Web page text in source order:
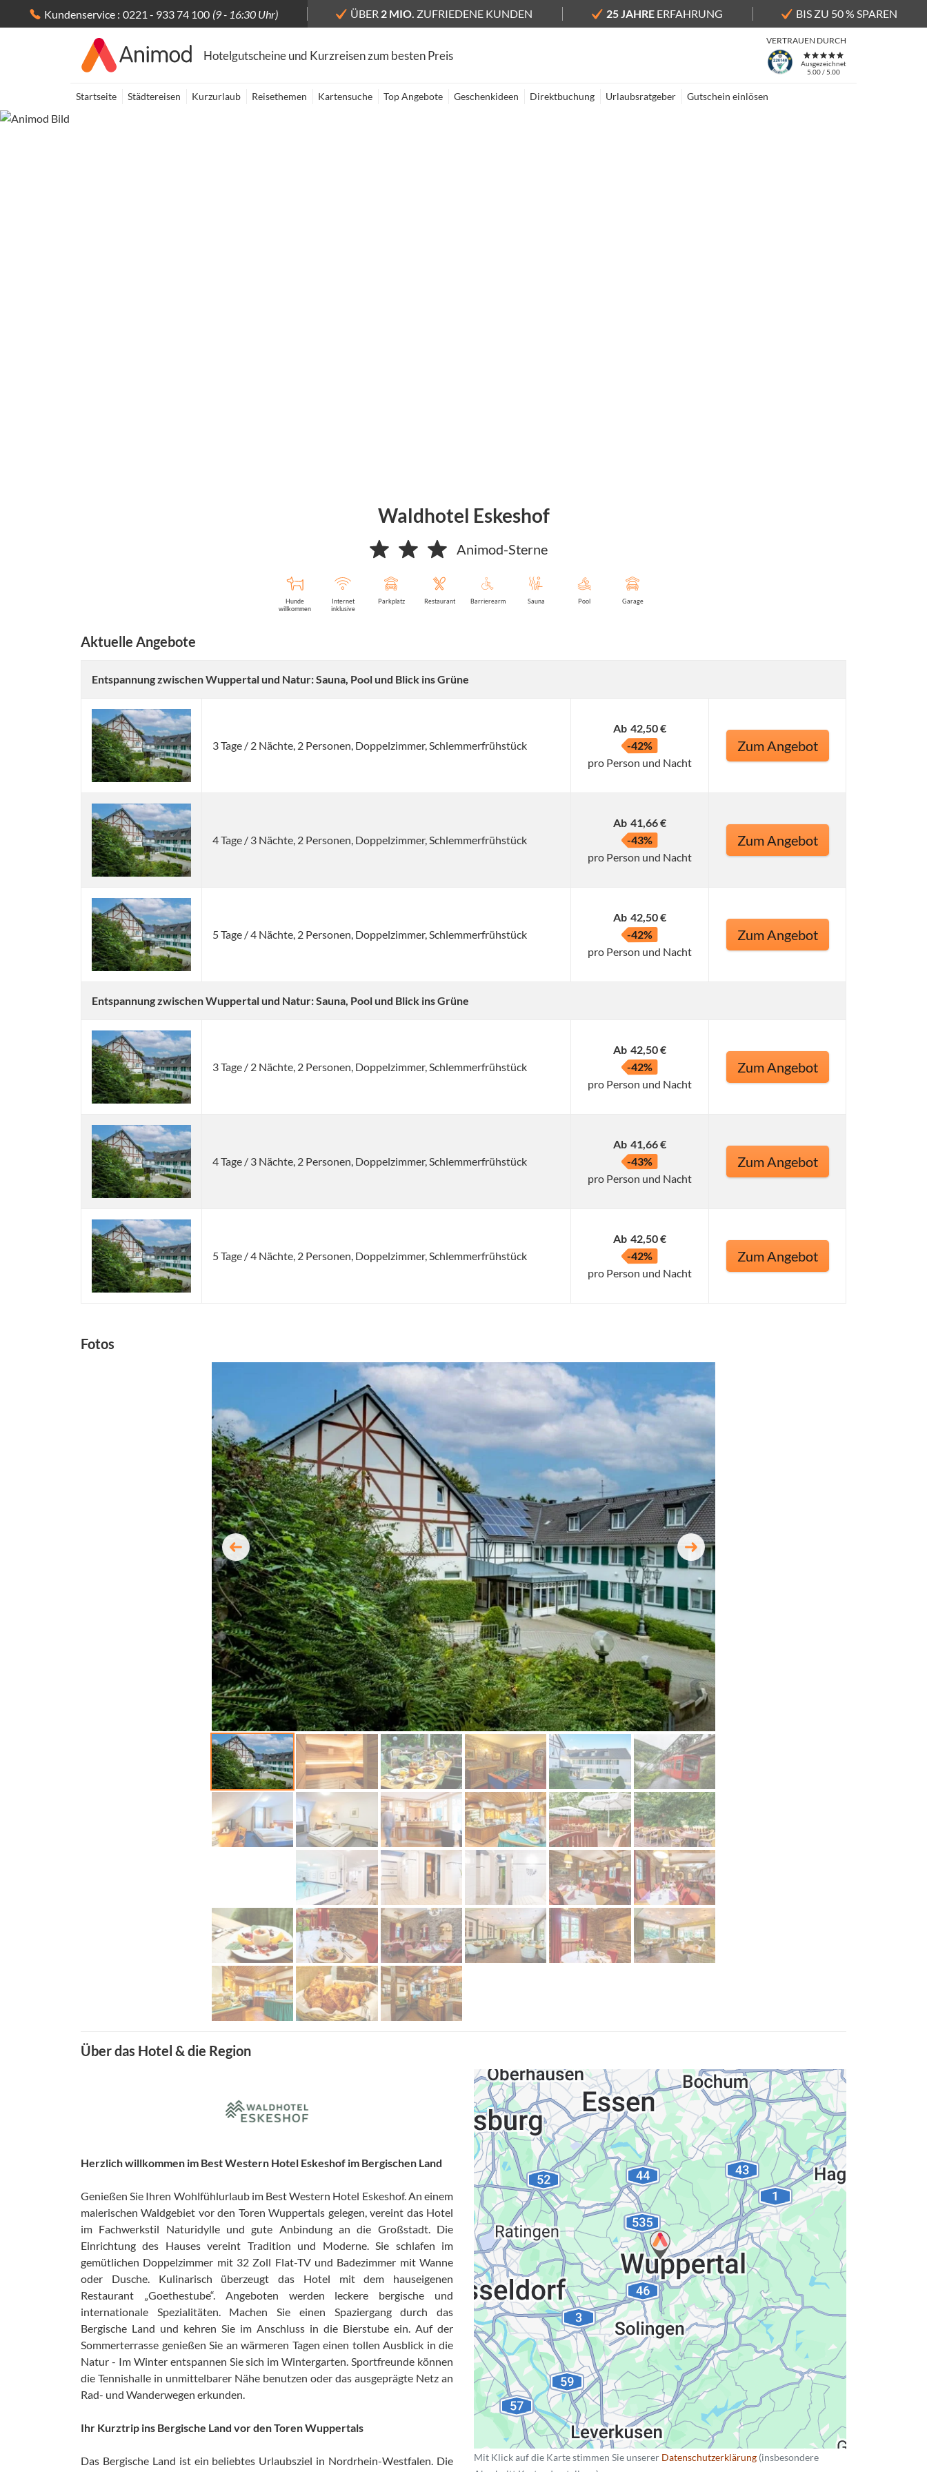
Kundenservice : 0221 - 933 74 100 (9 - 16:30 Uhr) ÜBER 2 MIO. ZUFRIEDENE KUNDEN 25 JAHREERFAHRUNG BIS ZU 50 % SPAREN
Hotelgutscheine und Kurzreisen zum besten Preis
VERTRAUEN DURCH
Ausgezeichnet
5.00 / 5.00
Startseite Städtereisen Kurzurlaub Reisethemen Kartensuche Top Angebote Geschenkideen Direktbuchung Urlaubsratgeber Gutschein einlösen
Waldhotel Eskeshof
Animod-Sterne
Hunde
willkommen
Internet
inklusive
Parkplatz Restaurant Barrierearm Sauna Pool Garage
Aktuelle Angebote
Entspannung zwischen Wuppertal und Natur: Sauna, Pool und Blick ins Grüne
3 Tage / 2 Nächte, 2 Personen, Doppelzimmer, Schlemmerfrühstück
Ab 42,50 €
-42%
pro Person und Nacht
Zum Angebot
4 Tage / 3 Nächte, 2 Personen, Doppelzimmer, Schlemmerfrühstück
Ab 41,66 €
-43%
pro Person und Nacht
Zum Angebot
5 Tage / 4 Nächte, 2 Personen, Doppelzimmer, Schlemmerfrühstück
Ab 42,50 €
-42%
pro Person und Nacht
Zum Angebot
Entspannung zwischen Wuppertal und Natur: Sauna, Pool und Blick ins Grüne
3 Tage / 2 Nächte, 2 Personen, Doppelzimmer, Schlemmerfrühstück
Ab 42,50 €
-42%
pro Person und Nacht
Zum Angebot
4 Tage / 3 Nächte, 2 Personen, Doppelzimmer, Schlemmerfrühstück
Ab 41,66 €
-43%
pro Person und Nacht
Zum Angebot
5 Tage / 4 Nächte, 2 Personen, Doppelzimmer, Schlemmerfrühstück
Ab 42,50 €
-42%
pro Person und Nacht
Zum Angebot
Fotos
Über das Hotel & die Region
Herzlich willkommen im Best Western Hotel Eskeshof im Bergischen Land
Genießen Sie Ihren Wohlfühlurlaub im Best Western Hotel Eskeshof. An einem
malerischen Waldgebiet vor den Toren Wuppertals gelegen, vereint das Hotel
im Fachwerkstil Naturidylle und gute Anbindung an die Großstadt. Die
Einrichtung des Hauses vereint Tradition und Moderne. Sie schlafen im
gemütlichen Doppelzimmer mit 32 Zoll Flat-TV und Badezimmer mit Wanne
oder Dusche. Kulinarisch überzeugt das Hotel mit dem hauseigenen
Restaurant „Goethestube“. Angeboten werden leckere bergische und
internationale Spezialitäten. Machen Sie einen Spaziergang durch das
Bergische Land und kehren Sie im Anschluss in die Bierstube ein. Auf der
Sommerterrasse genießen Sie an wärmeren Tagen einen tollen Ausblick in die
Natur - Im Winter entspannen Sie sich im Wintergarten. Sportfreunde können
die Tennishalle in unmittelbarer Nähe benutzen oder das ausgeprägte Netz an
Rad- und Wanderwegen erkunden.
Ihr Kurztrip ins Bergische Land vor den Toren Wuppertals
Das Bergische Land ist ein beliebtes Urlaubsziel in Nordrhein-Westfalen. Die
Datenschutzerklärung
Mit Klick auf die Karte stimmen Sie unserer Datenschutzerklärung (insbesondere